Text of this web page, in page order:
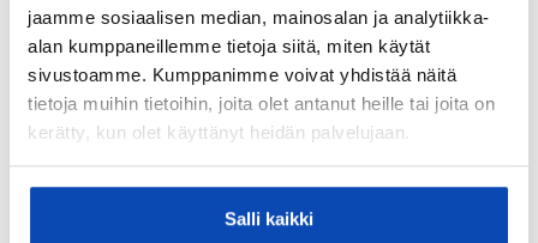
jaamme sosiaalisen median, mainosalan ja analytiikka-
alan kumppaneillemme tietoja siitä, miten käytät
sivustoamme. Kumppanimme voivat yhdistää näitä
tietoja muihin tietoihin, joita olet antanut heille tai joita on
kerätty, kun olet käyttänyt heidän palvelujaan.
Salli kaikki
LUE LISÄÄ